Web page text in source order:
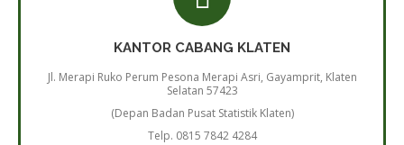
KANTOR CABANG KLATEN
Jl. Merapi Ruko Perum Pesona Merapi Asri, Gayamprit, Klaten
Selatan 57423
(Depan Badan Pusat Statistik Klaten)
Telp. 0815 7842 4284